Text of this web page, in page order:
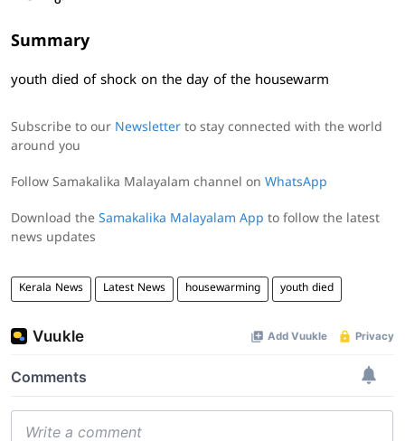
Summary
youth died of shock on the day of the housewarm
Subscribe to our Newsletter to stay connected with the world
around you
Follow Samakalika Malayalam channel on WhatsApp
Download the Samakalika Malayalam App to follow the latest
news updates
Kerala News Latest News housewarming youth died